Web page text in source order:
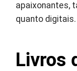
apaixonantes,
quanto digitais.
Livros